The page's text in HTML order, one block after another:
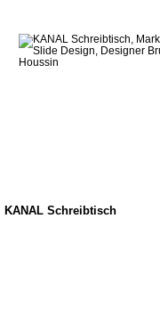
KANAL Schreibtisch